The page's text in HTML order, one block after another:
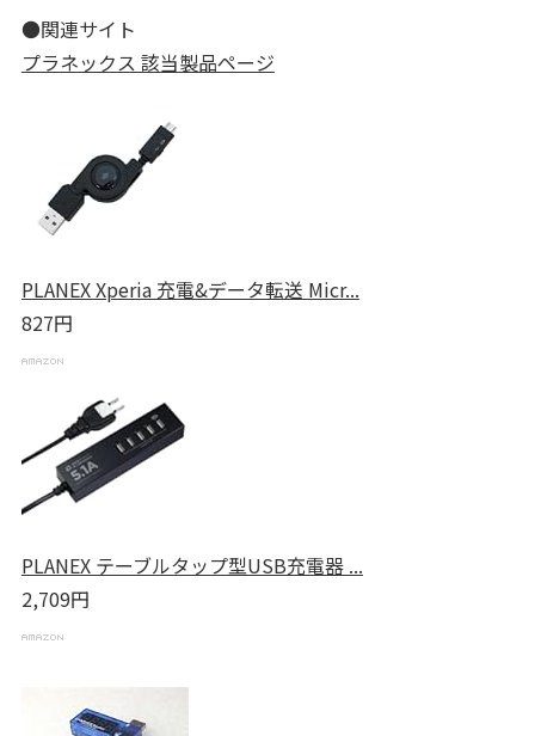
●関連サイト
プラネックス 該当製品ページ
PLANEX Xperia 充電&データ転送 Micr...
827円
PLANEX テーブルタップ型USB充電器 ...
2,709円